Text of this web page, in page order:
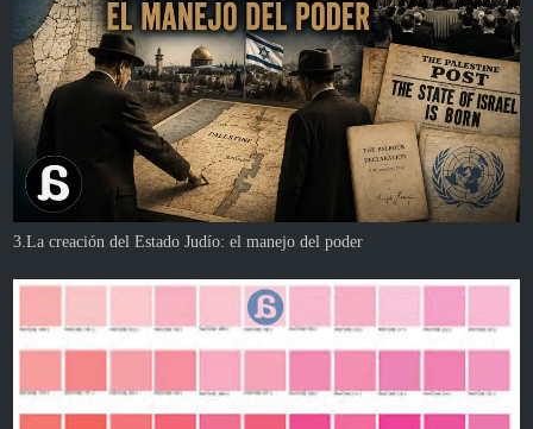
3.La creación del Estado Judío: el manejo del poder